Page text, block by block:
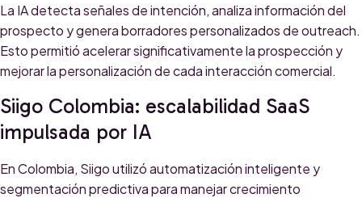
La IA detecta señales de intención, analiza información del
prospecto y genera borradores personalizados de outreach.
Esto permitió acelerar significativamente la prospección y
mejorar la personalización de cada interacción comercial.
Siigo Colombia: escalabilidad SaaS
impulsada por IA
En Colombia, Siigo utilizó automatización inteligente y
segmentación predictiva para manejar crecimiento